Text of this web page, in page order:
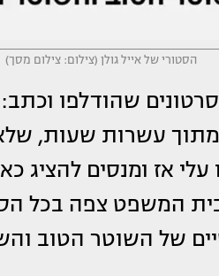
הסטורי של אייל גולן (צילום: צילום מסך)
שהודלפו
חקירה מתוך עשרות
אז ומנסים להציג
המשפט צפה בכל
של השוטר הטוב